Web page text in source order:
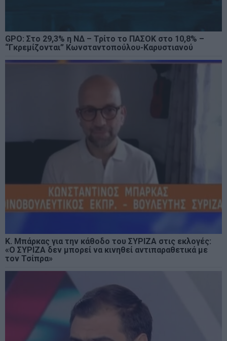
GPO: Στο 29,3% η ΝΔ – Τρίτο το ΠΑΣΟΚ στο 10,8% –
“Γκρεμίζονται” Κωνσταντοπούλου-Καρυστιανού
Κ. Μπάρκας για την κάθοδο του ΣΥΡΙΖΑ στις εκλογές:
«Ο ΣΥΡΙΖΑ δεν μπορεί να κινηθεί αντιπαραθετικά με
τον Τσίπρα»